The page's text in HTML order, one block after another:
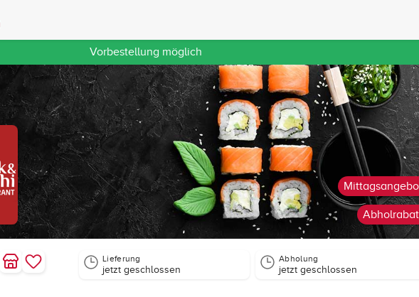
Vorbestellung möglich
Lieferung
jetzt geschlossen
Abholung
jetzt geschlossen